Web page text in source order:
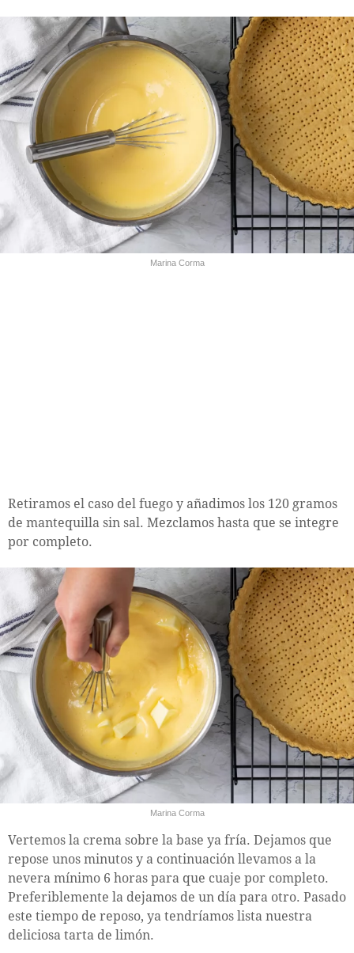
Marina Corma
Retiramos el caso del fuego y añadimos los 120 gramos
de mantequilla sin sal. Mezclamos hasta que se integre
por completo.
Marina Corma
Vertemos la crema sobre la base ya fría. Dejamos que
repose unos minutos y a continuación llevamos a la
nevera mínimo 6 horas para que cuaje por completo.
Preferiblemente la dejamos de un día para otro. Pasado
este tiempo de reposo, ya tendríamos lista nuestra
deliciosa tarta de limón.